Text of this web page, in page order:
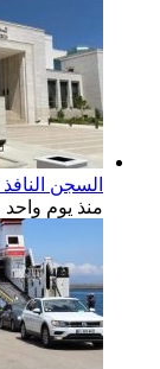
السجن
منذ يوم واحد